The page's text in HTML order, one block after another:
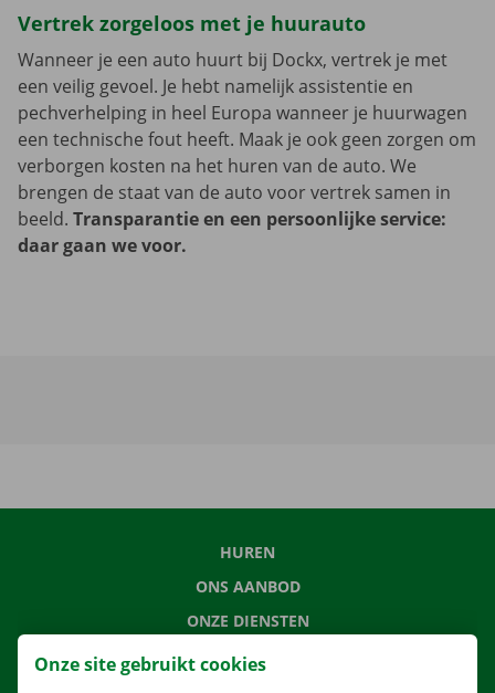
Vertrek zorgeloos met je huurauto
Wanneer je een auto huurt bij Dockx, vertrek je met
een veilig gevoel. Je hebt namelijk assistentie en
pechverhelping in heel Europa wanneer je huurwagen
een technische fout heeft. Maak je ook geen zorgen om
verborgen kosten na het huren van de auto. We
brengen de staat van de auto voor vertrek samen in
beeld. Transparantie en een persoonlijke service:
daar gaan we voor.
HUREN
ONS AANBOD
ONZE DIENSTEN
LOCATIES
Onze site gebruikt cookies